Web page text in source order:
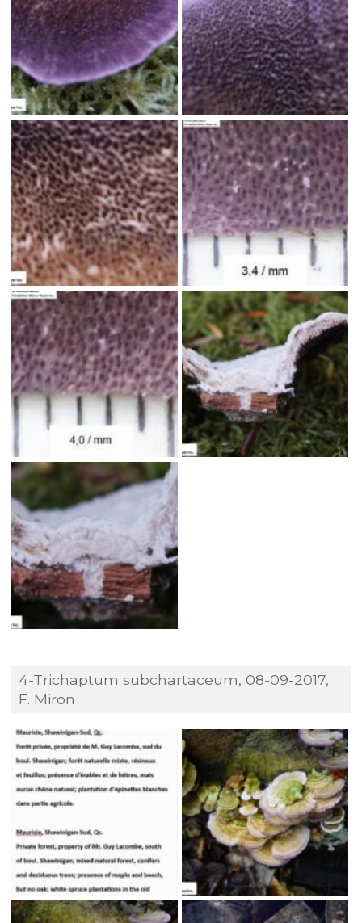
4-Trichaptum subchartaceum, 08-09-2017,
F. Miron